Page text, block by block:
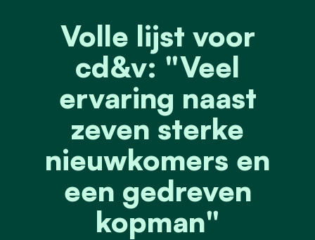
Volle lijst voor
cd&v: "Veel
ervaring naast
zeven sterke
nieuwkomers en
een gedreven
kopman"